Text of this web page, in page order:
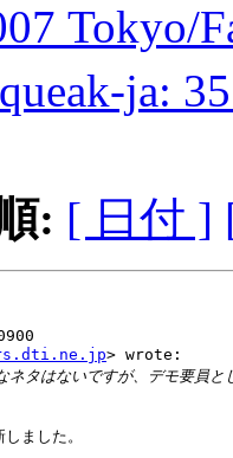
Tokyo/
ja:
: [ 日付 ]
> wrote:
ました。